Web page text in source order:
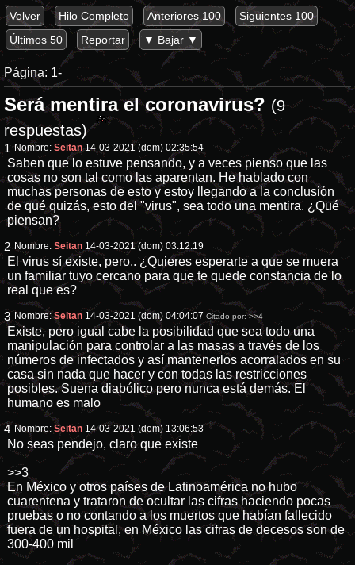
Volver Hilo Completo Anteriores 100
Siguientes 100
Últimos 50
Reportar ▼ Bajar ▼
Página: 1-
Será mentira el coronavirus? (9
respuestas)
1 Nombre:Seitan 14-03-2021 (dom) 02:35:54
Saben que lo estuve pensando, y a veces pienso que las
cosas no son tal como las aparentan. He hablado con
muchas personas de esto y estoy llegando a la conclusión
de qué quizás, esto del "virus", sea todo una mentira. ¿Qué
piensan?
2 Nombre:Seitan 14-03-2021 (dom) 03:12:19
El virus sí existe, pero.. ¿Quieres esperarte a que se muera
un familiar tuyo cercano para que te quede constancia de lo
real que es?
3 Nombre:Seitan 14-03-2021 (dom) 04:04:07 Citado por:>>4
Existe, pero igual cabe la posibilidad que sea todo una
manipulación para controlar a las masas a través de los
números de infectados y así mantenerlos acorralados en su
casa sin nada que hacer y con todas las restricciones
posibles. Suena diabólico pero nunca está demás. El
humano es malo
4 Nombre:Seitan 14-03-2021 (dom) 13:06:53
No seas pendejo, claro que existe
>>3
En México y otros países de Latinoamérica no hubo
cuarentena y trataron de ocultar las cifras haciendo pocas
pruebas o no contando a los muertos que habían fallecido
fuera de un hospital, en México las cifras de decesos son de
300-400 mil